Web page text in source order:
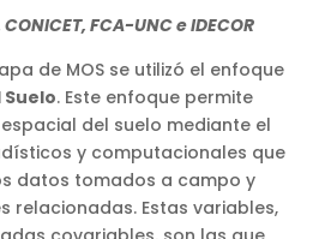
FCA-UNC e IDECOR
de MOS se utilizó el enfoque
. Este enfoque permite
del suelo mediante el
y computacionales que
datos tomados a campo y
relacionadas. Estas variables,